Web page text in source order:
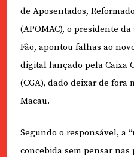
de Aposentados,
(APOMAC), o presidente
Fão, apontou falhas ao
digital lançado pela Caixa
(CGA), dado deixar de fora
Macau.
Segundo o responsável, a
concebida sem pensar nas